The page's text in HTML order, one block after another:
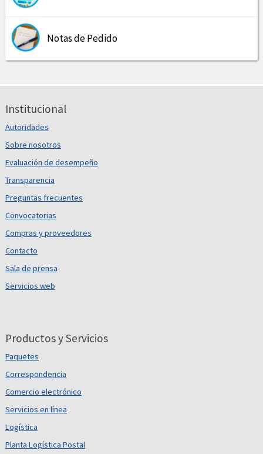
Notas de Pedido
Institucional
Autoridades
Sobre nosotros
Evaluación de desempeño
Transparencia
Preguntas frecuentes
Convocatorias
Compras y proveedores
Contacto
Sala de prensa
Servicios web
Productos y Servicios
Paquetes
Correspondencia
Comercio electrónico
Servicios en línea
Logística
Planta Logística Postal